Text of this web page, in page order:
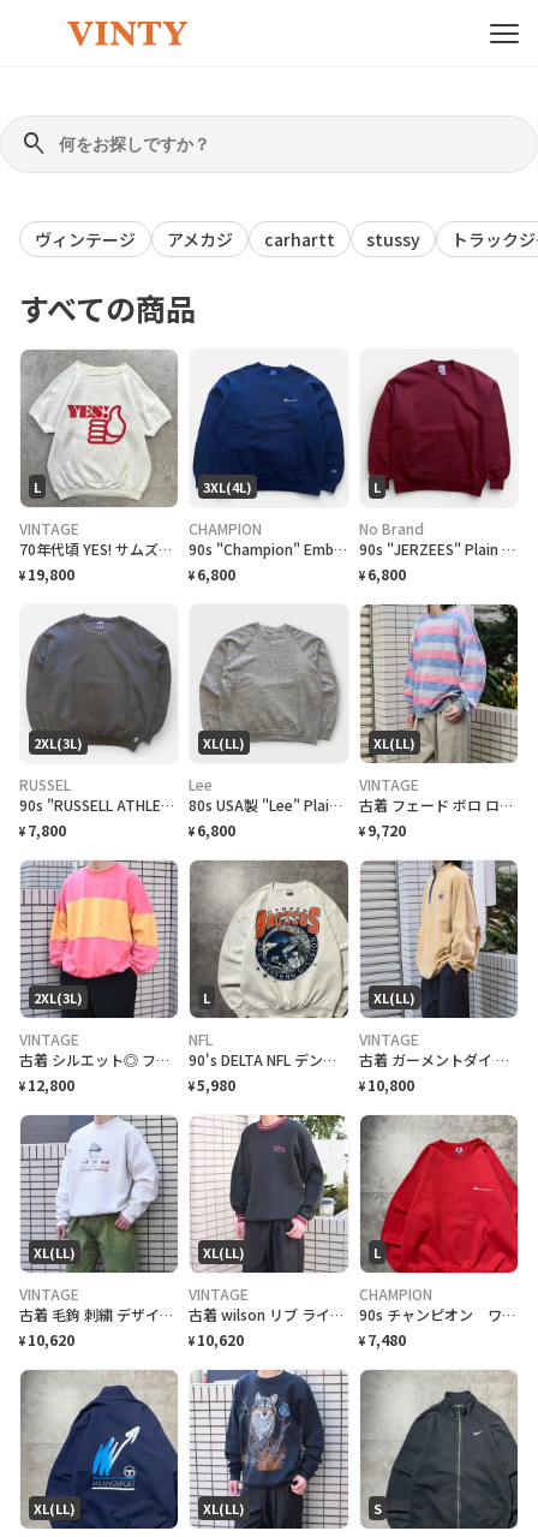
search
ヴィンテージ アメカジ carhartt stussy トラック
すべての商品
L
VINTAGE
70年代頃 YES! サムズアップ 半袖スウェットシャツ メンズL相当 ラッセル製 WPL7232 古着 70s VINTAGE ヴィンテージ アメカジ ビンスウェ ヴィンスウェ 半スウェ ラグラン 白色
¥ 19,800
3XL(4L)
CHAMPION
90s "Champion" Embroidered Logo Sweat チャンピオン スウェット[XXXL]
¥ 6,800
L
No Brand
90s "JERZEES" Plain Super Sweat ジャージーズ スーパースウェット [L]
¥ 6,800
2XL(3L)
RUSSEL
90s "RUSSELL ATHLETIC" plain sweat ラッセル アスレチック スウェット [XXL]
¥ 7,800
XL(LL)
Lee
80s USA製 "Lee" Plain Raglan Sweat リー ラグランスウェット [XL]
¥ 6,800
XL(LL)
VINTAGE
古着 フェード ボロ ロンＴ スウェット マルチボーダー ボーダー
¥ 9,720
2XL(3L)
VINTAGE
古着 シルエット◎ フェード ボロ 切り替え スウェット トレーナー ピンク
¥ 12,800
L
NFL
90's DELTA NFL デンバーブロンコス プリント ホワイト スウェット
¥5,980
XL(LL)
VINTAGE
古着 ガーメントダイ フェード スーベニア スウェット ハーフジップ 刺繍
¥ 10,800
XL(LL)
VINTAGE
古着 毛鉤 刺繍 デザインスウェット アイボリー スウェット トレーナー
¥ 10,620
XL(LL)
VINTAGE
古着 wilson リブ ライン デザイン スウェット フェード トレーナー
¥ 10,620
L
CHAMPION
90s チャンピオン ワンポイント プリント メキシコ製 スウェット トレーナー
¥ 7,480
XL(LL) XL(LL) S